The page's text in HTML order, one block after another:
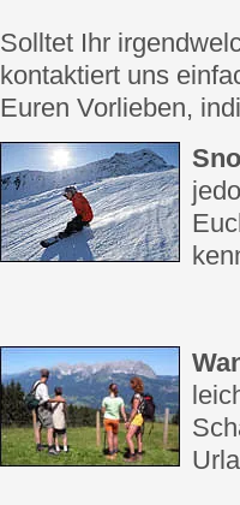
Solltet Ihr
kontaktiert uns
Euren Vorlieben,